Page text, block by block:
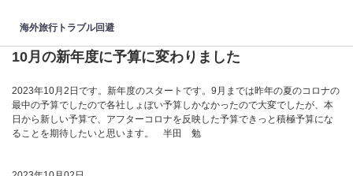
海外旅行トラブル回避
10月の新年度に予算に変わりました
2023年10月2日です。新年度のスタートです。9月までは昨年の夏のコロナの
最中の予算でしたので各社しょぼい予算しかなかったので大変でしたが、本
日から新しい予算で、アフターコロナを反映した予算できっと積極予算にな
ることを期待したいと思います。 半田 勉